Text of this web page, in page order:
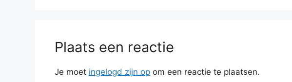
Plaats een reactie
Je moet ingelogd zijn op om een reactie te plaatsen.